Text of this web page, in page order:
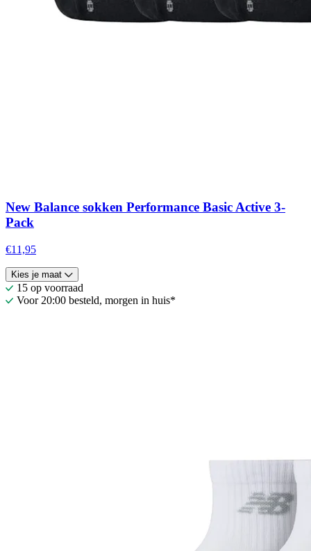
New Balance sokken Performance Basic Active 3-
Pack
€11,95
Kies je maat
15 op voorraad
Voor 20:00 besteld, morgen in huis*